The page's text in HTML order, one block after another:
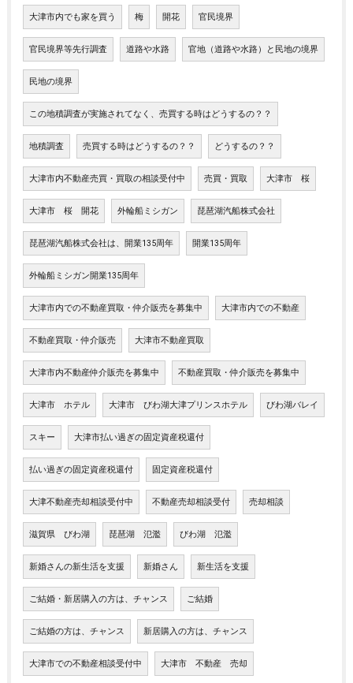
大津市内でも家を買う 梅 開花 官民境界
官民境界等先行調査 道路や水路 官地（道路や水路）と民地の境界
民地の境界
この地積調査が実施されてなく、売買する時はどうするの？？
地積調査 売買する時はどうするの？？ どうするの？？
大津市内不動産売買・買取の相談受付中 売買・買取 大津市 桜
大津市 桜 開花 外輪船ミシガン 琵琶湖汽船株式会社
琵琶湖汽船株式会社は、開業135周年 開業135周年
外輪船ミシガン開業135周年
大津市内での不動産買取・仲介販売を募集中 大津市内での不動産
不動産買取・仲介販売 大津市不動産買取
大津市内不動産仲介販売を募集中 不動産買取・仲介販売を募集中
大津市 ホテル 大津市 びわ湖大津プリンスホテル びわ湖バレイ
スキー 大津市払い過ぎの固定資産税還付
払い過ぎの固定資産税還付 固定資産税還付
大津不動産売却相談受付中 不動産売却相談受付 売却相談
滋賀県 びわ湖 琵琶湖 氾濫 びわ湖 氾濫
新婚さんの新生活を支援 新婚さん 新生活を支援
ご結婚・新居購入の方は、チャンス ご結婚
ご結婚の方は、チャンス 新居購入の方は、チャンス
大津市での不動産相談受付中 大津市 不動産 売却